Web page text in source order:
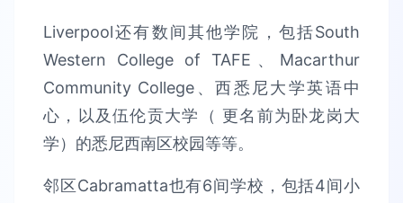
Liverpool还有数间其他学院，包括South
Western College of TAFE、Macarthur
Community College、西悉尼大学英语中
心，以及伍伦贡大学（ 更名前为卧龙岗大
学）的悉尼西南区校园等等。
邻区Cabramatta也有6间学校，包括4间小